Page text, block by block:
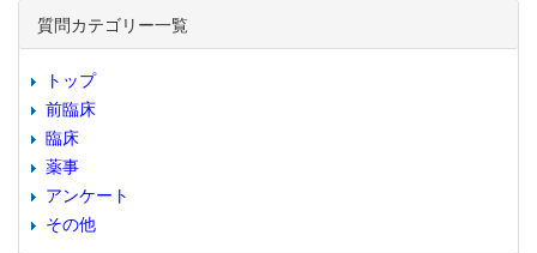
質問カテゴリー一覧
トップ
前臨床
臨床
薬事
アンケート
その他